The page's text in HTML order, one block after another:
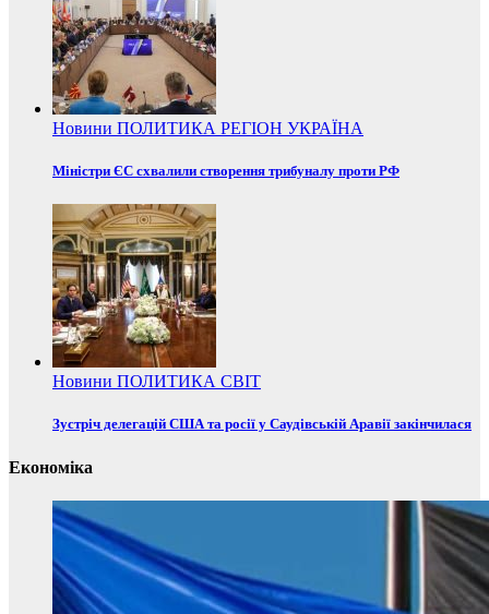
Новини ПОЛИТИКА РЕГІОН УКРАЇНА
Міністри ЄС схвалили створення трибуналу проти РФ
Новини ПОЛИТИКА СВІТ
Зустріч делегацій США та росії у Саудівській Аравії закінчилася
Економіка